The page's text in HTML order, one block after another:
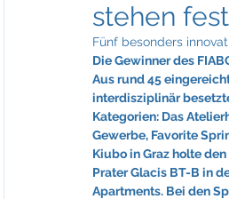
Bau & Boden Immobilien
Braun Lockenhaus
Feuerkultur Wieser FIABCI
stehen
Fünf besonders
Die Gewinner des
Aus rund 45
interdisziplinär
Kategorien: Das
Gewerbe, Favorite
Kiubo in Graz holte
Prater Glacis BT-B in
Apartments. Bei den